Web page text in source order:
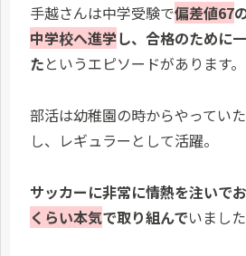
手越さんは中学受験で偏差値67
中学校へ進学し、合格のために
たというエピソードがあります。
部活は幼稚園の時からやってい
し、レギュラーとして活躍。
サッカーに非常に情熱を注いでお
くらい本気で取り組んでいました